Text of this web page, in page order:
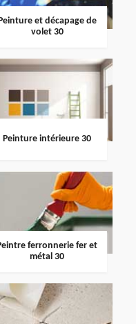
et décapage de
volet 30
Peinture intérieure 30
ferronnerie fer et
métal 30